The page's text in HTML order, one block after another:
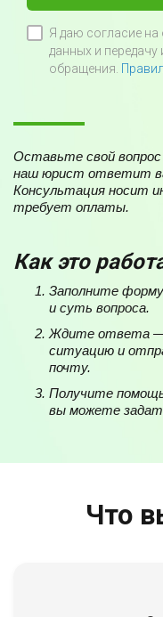
Я даю согласие
данных и
обращения.
Оставьте свой
наш юрист ответит
Консультация носит
требует оплаты.
Как это
Заполните
и суть вопроса.
Ждите ответа —
ситуацию и
почту.
Получите
вы можете
Что